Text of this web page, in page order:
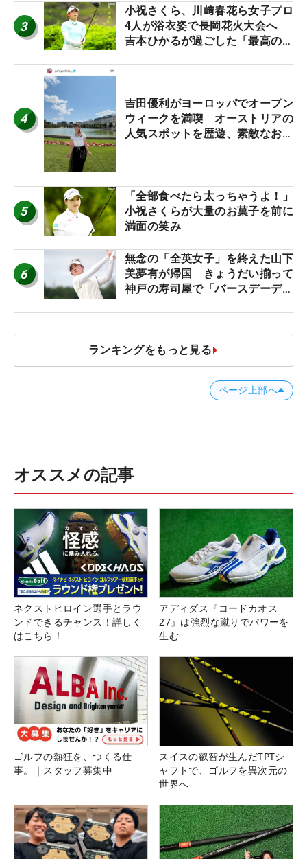
3
小祝さくら、川﨑春花ら女子プロ
4人が浴衣姿で長岡花火大会へ
吉本ひかるが過ごした「最高の夏
4
吉田優利がヨーロッパでオープン
ウィークを満喫 オーストリアの
人気スポットを歴遊、素敵なお土
5
「全部食べたら太っちゃうよ！」
小祝さくらが大量のお菓子を前に
満面の笑み
6
無念の「全英女子」を終えた山下
美夢有が帰国 きょうだい揃って
神戸の寿司屋で「バースデーディ
ランキングをもっと見る
ページ上部へ
オススメの記事
ネクストヒロイン選手とラウ
ンドできるチャンス！詳しく
はこちら！
アディダス『コードカオス
27』は強烈な蹴りでパワーを
生む
ゴルフの熱狂を、つくる仕
事。｜スタッフ募集中
スイスの叡智が生んだTPTシ
ャフトで、ゴルフを異次元の
世界へ